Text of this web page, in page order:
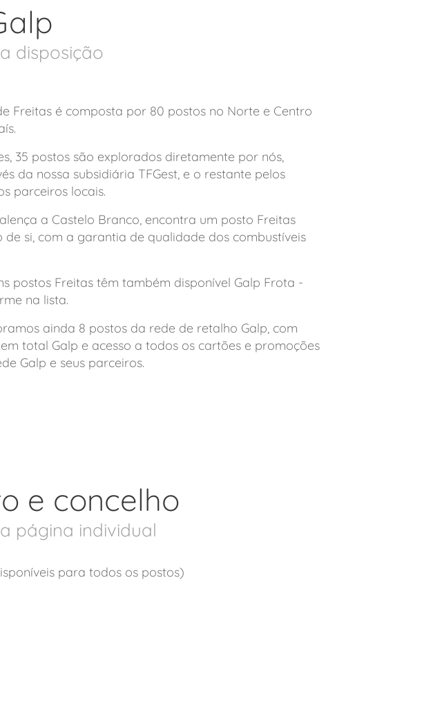
disposição
Freitas é composta por 80 postos no Norte e Centro
35 postos são explorados diretamente por nós,
da nossa subsidiária TFGest, e o restante pelos
parceiros locais.
a Castelo Branco, encontra um posto Freitas
de si, com a garantia de qualidade dos combustíveis
postos Freitas têm também disponível Galp Frota -
na lista.
ainda 8 postos da rede de retalho Galp, com
total Galp e acesso a todos os cartões e promoções
Galp e seus parceiros.
e concelho
página individual
para todos os postos)